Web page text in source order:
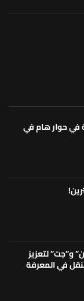
في حوار هام في
و”جت” لتعزيز
في المعرفة